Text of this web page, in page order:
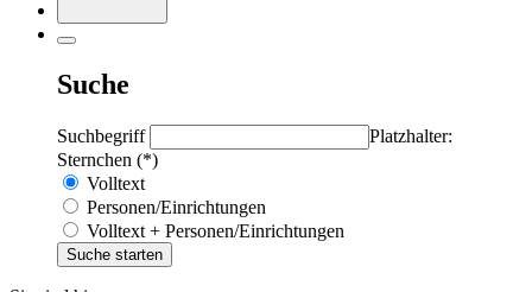
Suche
Suchbegriff
Platzhalter:
Sternchen (*)
Volltext
Personen/Einrichtungen
Volltext + Personen/Einrichtungen